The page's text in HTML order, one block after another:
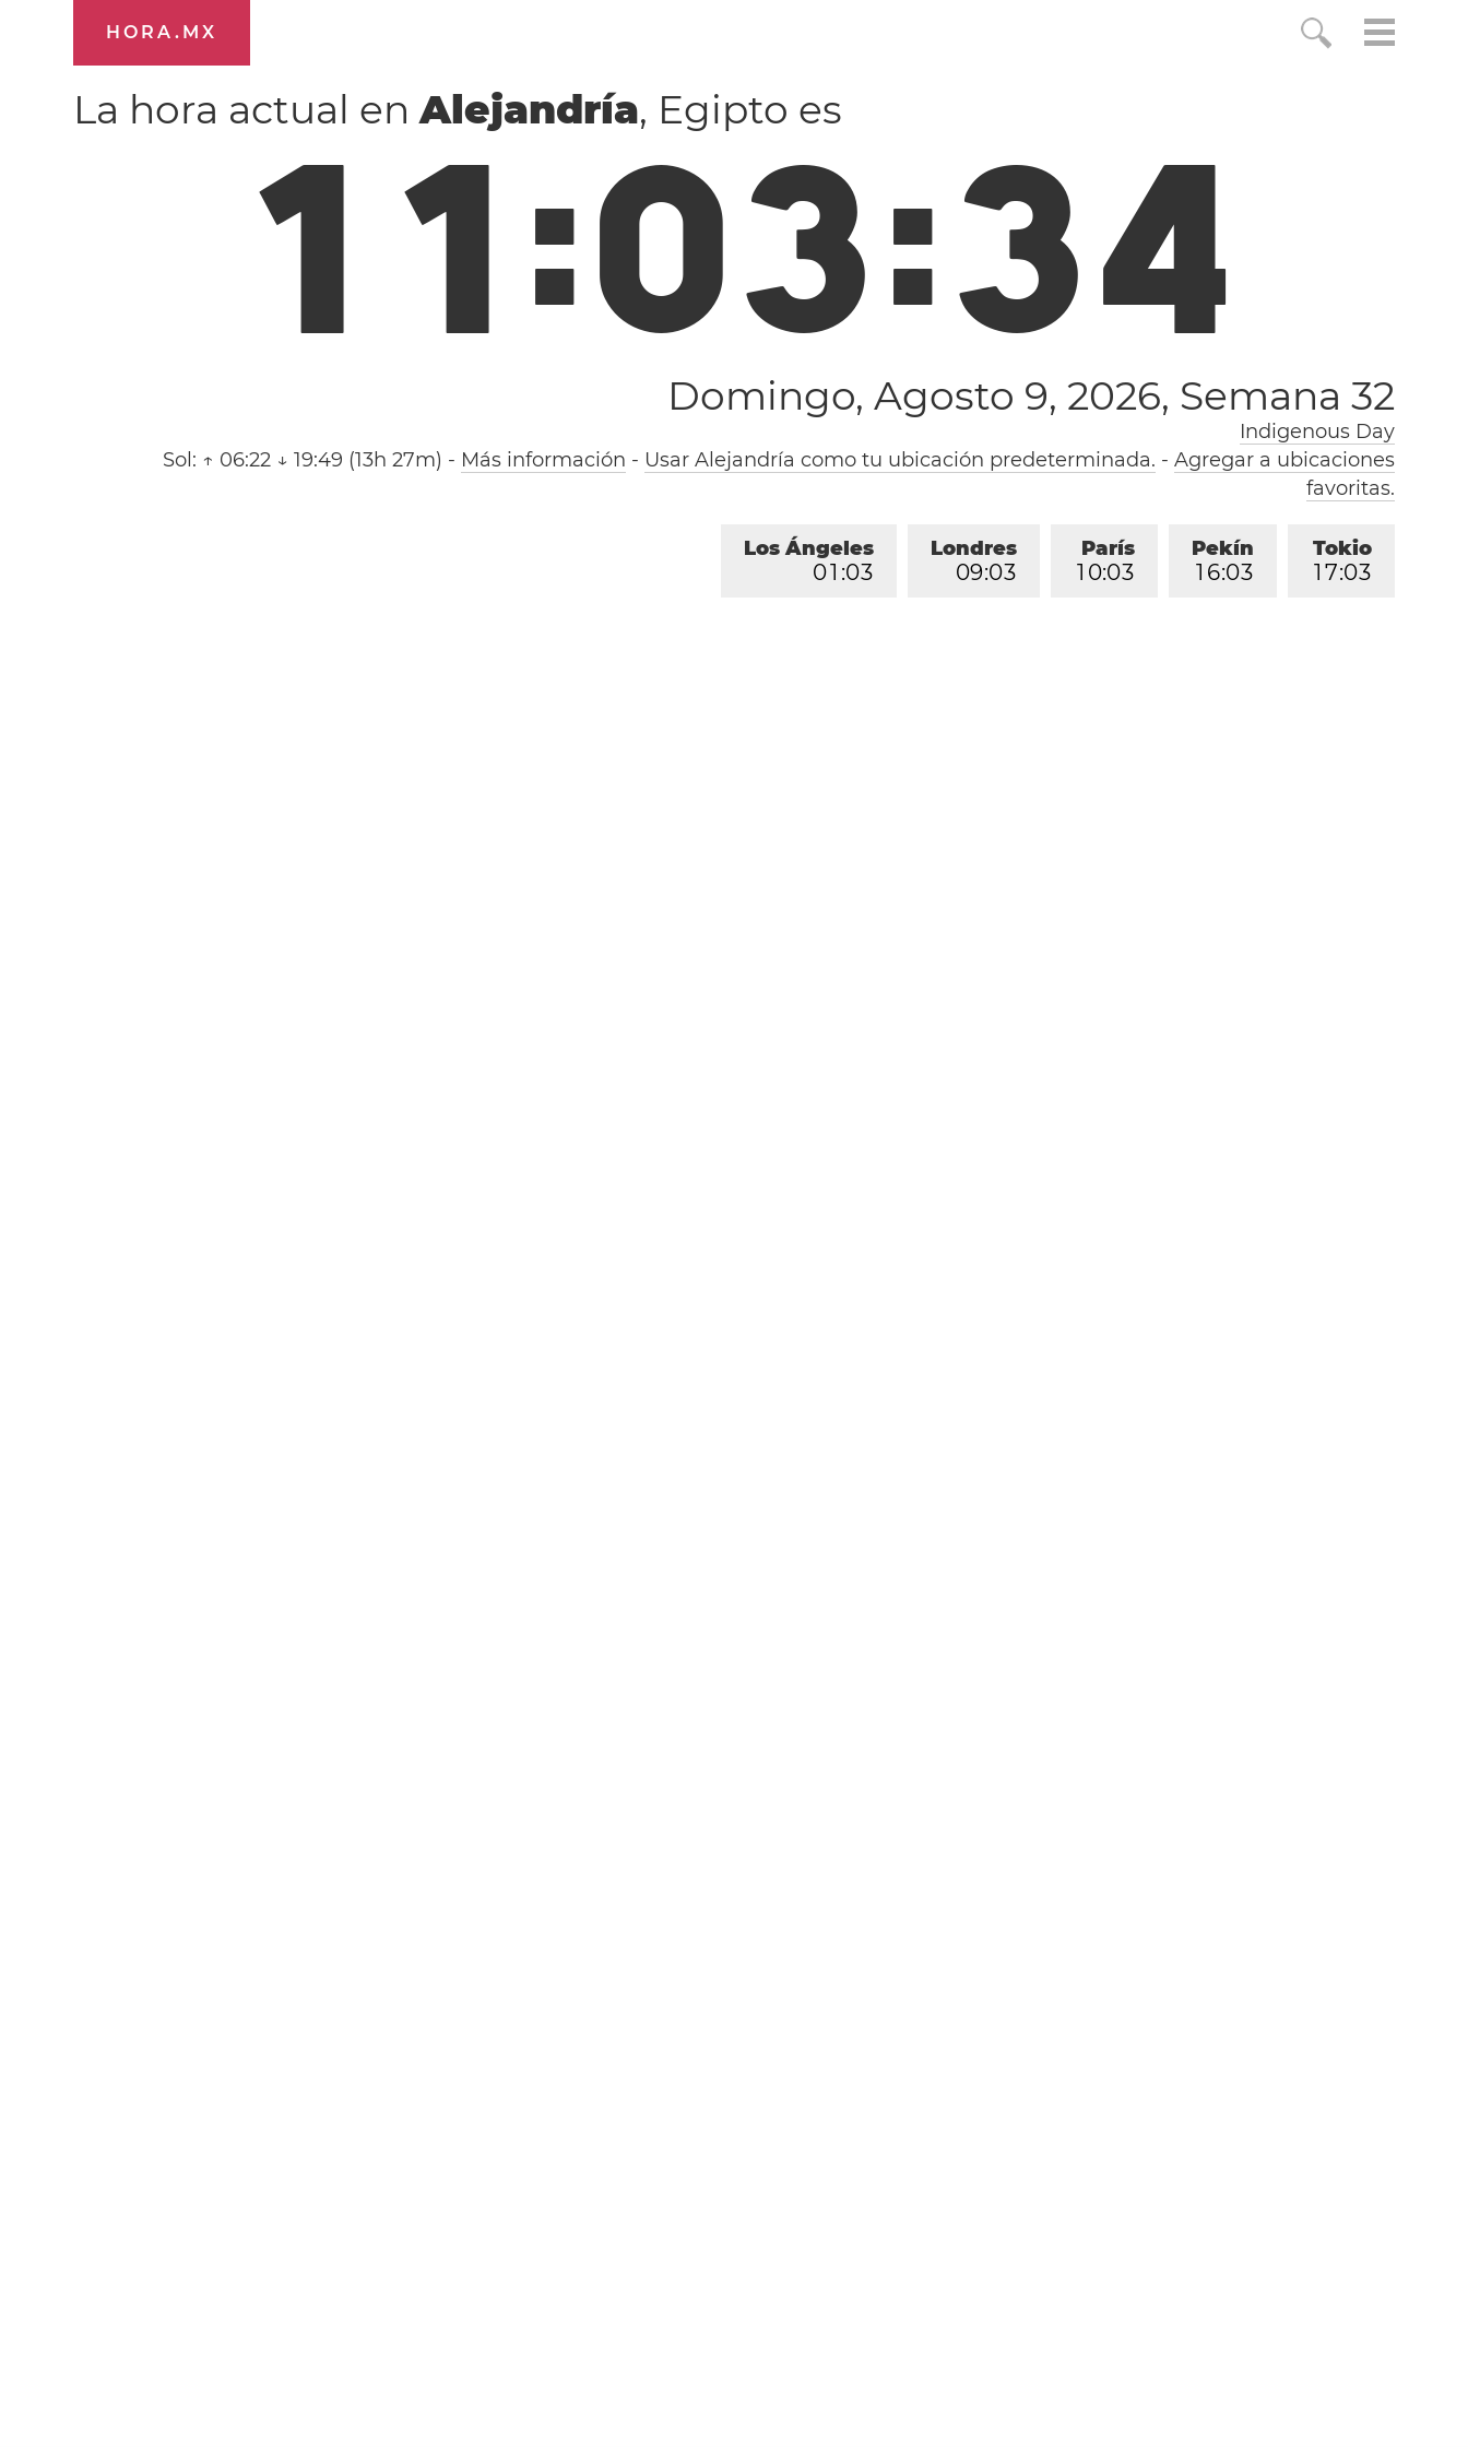
HORA.MX
La hora actual enAlejandría, Egipto es
1 1:03:35
Domingo, Agosto 9, 2026, Semana 32
Indigenous Day
Sol: ↑ 06:22 ↓ 19:49 (13h 27m) - Más información - Usar Alejandría como tu ubicación predeterminada. - Agregar a ubicaciones
favoritas.
Tokio
1 7:03
Pekín
1 6:03
París
1 0:03
Londres
09:03
Los Ángeles
01 :03